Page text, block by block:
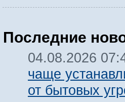
Последние
04.08.2026
чаще
от бытовых